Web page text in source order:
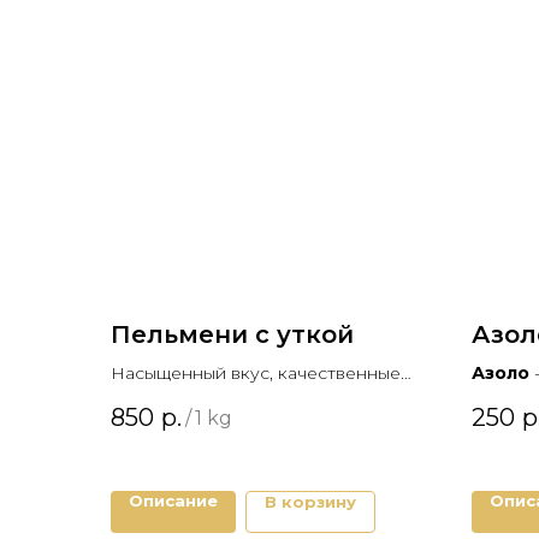
Пельмени с уткой
Насыщенный вкус, качественные
850 р. /1 kg
Описание В корзину
Азоло
250